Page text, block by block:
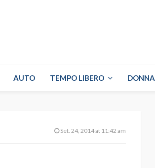
AUTO TEMPO LIBERO DONNA
Set. 24, 2014 at 11:42 am